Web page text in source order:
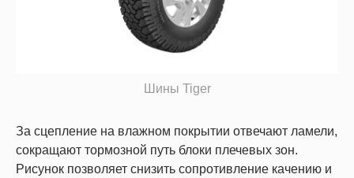
Шины Tiger
За сцепление на влажном покрытии отвечают ламели,
сокращают тормозной путь блоки плечевых зон.
Рисунок позволяет снизить сопротивление качению и